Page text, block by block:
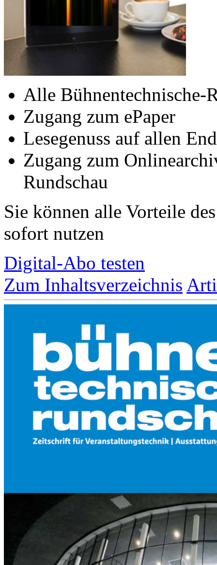
Alle Bühnentechnische-
Zugang zum ePaper
Lesegenuss auf allen
Zugang zum
Rundschau
Sie können alle Vorteile
sofort nutzen
Digital-Abo testen
Zum Inhaltsverzeichnis